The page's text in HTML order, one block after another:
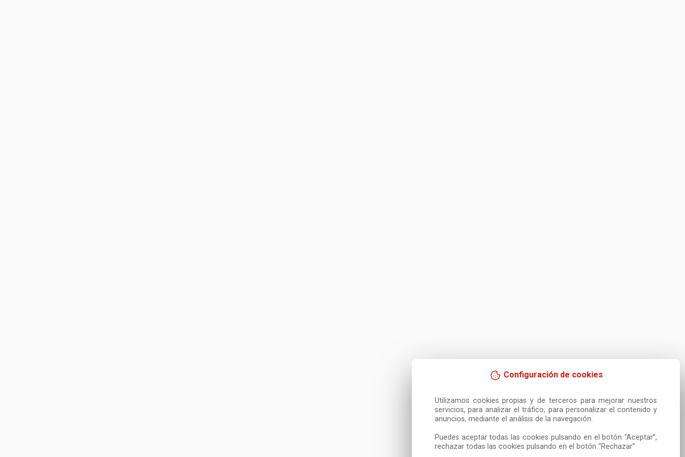
Configuración de cookies
Utilizamos cookies propias y de terceros para mejorar nuestros
servicios, para analizar el tráfico, para personalizar el contenido y
anuncios, mediante el análisis de la navegación.
Puedes aceptar todas las cookies pulsando en el botón “Aceptar”,
rechazar todas las cookies pulsando en el botón “Rechazar”